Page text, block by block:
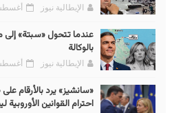
الإيطالية نيوز أغسطس 02,
عندما تتحول «سبتة» إلى
بالوكالة
الإيطالية نيوز أغسطس 01,
«سانشيز» يرد بالأرقام
احترام القوانين